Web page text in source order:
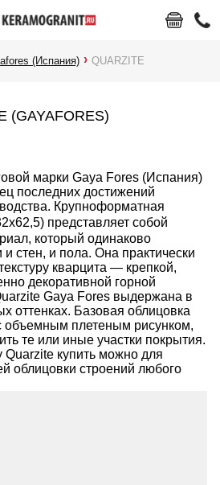
(Испания) QUARZITE
(GAYAFORES)
марки Gaya Fores (Испания)
последних достижений
Крупноформатная
представляет собой
который одинаково
и стен, и пола. Она практически
кварцита — крепкой,
декоративной горной
Gaya Fores выдержана в
оттенках. Базовая облицовка
объемным плетеным рисунком,
те или иные участки покрытия.
Quarzite купить можно для
облицовки строений любого